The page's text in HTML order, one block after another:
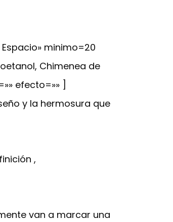
minimo=20
Chimenea de
efecto=»» ]
y la hermosura que
,
van a marcar una